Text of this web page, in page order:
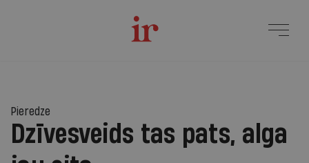
Pieredze
Dzīvesveids tas pats, alga